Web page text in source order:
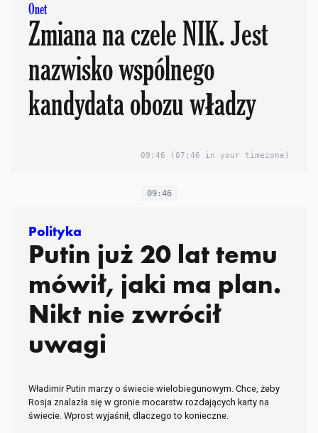
Onet
Zmiana na czele NIK. Jest
nazwisko wspólnego
kandydata obozu władzy
09:46 (07:46 in your timezone)
09:46
Polityka
Putin już 20 lat temu
mówił, jaki ma plan.
Nikt nie zwrócił
uwagi
Władimir Putin marzy o świecie wielobiegunowym. Chce, żeby
Rosja znalazła się w gronie mocarstw rozdających karty na
świecie. Wprost wyjaśnił, dlaczego to konieczne.